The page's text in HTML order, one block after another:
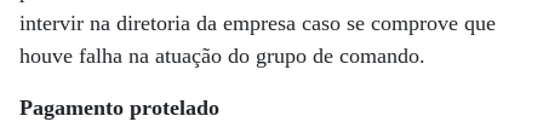
intervir na diretoria da empresa caso se comprove que
houve falha na atuação do grupo de comando.
Pagamento protelado